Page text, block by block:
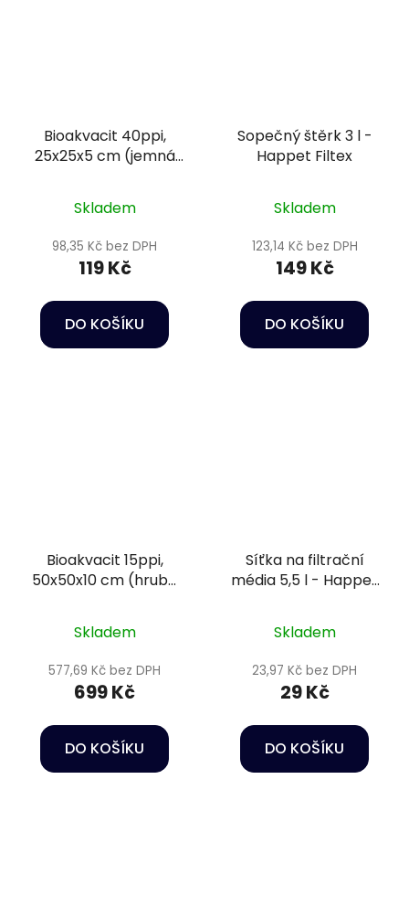
Bioakvacit 40ppi,
25x25x5 cm (jemná
Skladem
98,35 Kč bez DPH
119 Kč
DO KOŠÍKU
Sopečný štěrk 3 l -
Happet Filtex
Skladem
123,14 Kč bez DPH
149 Kč
DO KOŠÍKU
Bioakvacit 15ppi,
50x50x10 cm (hrubá
Skladem
577,69 Kč bez DPH
699 Kč
DO KOŠÍKU
Síťka na filtrační
média 5,5 l - Happet
Skladem
23,97 Kč bez DPH
29 Kč
DO KOŠÍKU